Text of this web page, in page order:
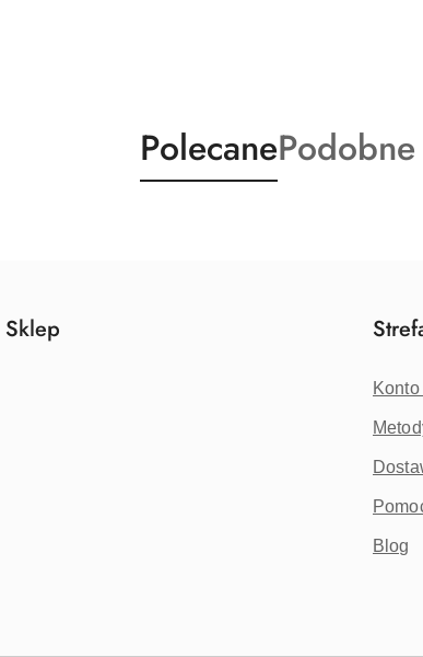
Produkty
o
PolecaneProdukty
o
Sklep
Blog